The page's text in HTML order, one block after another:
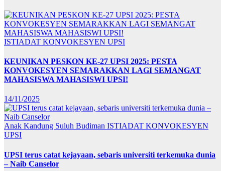
ISTIADAT KONVOKESYEN UPSI
KEUNIKAN PESKON KE-27 UPSI 2025: PESTA
KONVOKESYEN SEMARAKKAN LAGI SEMANGAT
MAHASISWA MAHASISWI UPSI!
14/11/2025
Anak Kandung Suluh Budiman ISTIADAT KONVOKESYEN
UPSI
UPSI terus catat kejayaan, sebaris universiti terkemuka dunia
– Naib Canselor